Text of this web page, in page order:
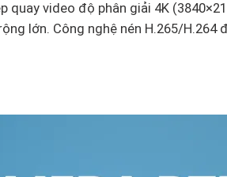
quay video độ phân giải 4K
lớn. Công nghệ nén H.265/